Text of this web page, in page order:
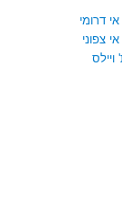
אי דרומי
אי צפוני
ויילס